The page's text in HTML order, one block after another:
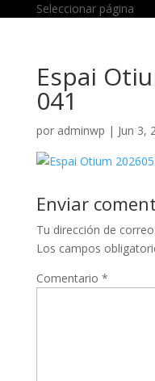
Seleccionar página
Espai
041
por adminwp | Jun 3,
Enviar
Tu dirección de
Los campos
Comentario *